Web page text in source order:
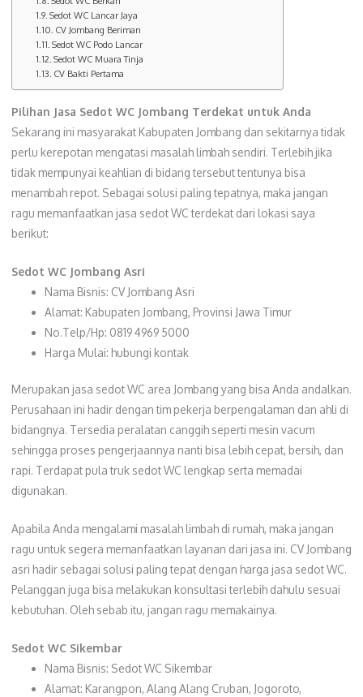
Sedot WC Lancar Jaya
CV Jombang Beriman
Sedot WC Podo Lancar
Sedot WC Muara Tinja
CV Bakti Pertama
Pilihan Jasa Sedot WC Jombang Terdekat untuk Anda
Sekarang ini masyarakat Kabupaten Jombang dan sekitarnya tidak
perlu kerepotan mengatasi masalah limbah sendiri. Terlebih jika
tidak mempunyai keahlian di bidang tersebut tentunya bisa
menambah repot. Sebagai solusi paling tepatnya, maka jangan
ragu memanfaatkan jasa sedot WC terdekat dari lokasi saya
berikut:
Sedot WC Jombang Asri
Nama Bisnis: CV Jombang Asri
Alamat: Kabupaten Jombang, Provinsi Jawa Timur
No.Telp/Hp: 0819 4969 5000
Harga Mulai: hubungi kontak
Merupakan jasa sedot WC area Jombang yang bisa Anda andalkan.
Perusahaan ini hadir dengan tim pekerja berpengalaman dan ahli di
bidangnya. Tersedia peralatan canggih seperti mesin vacum
sehingga proses pengerjaannya nanti bisa lebih cepat, bersih, dan
rapi. Terdapat pula truk sedot WC lengkap serta memadai
digunakan.
Apabila Anda mengalami masalah limbah di rumah, maka jangan
ragu untuk segera memanfaatkan layanan dari jasa ini. CV Jombang
asri hadir sebagai solusi paling tepat dengan harga jasa sedot WC.
Pelanggan juga bisa melakukan konsultasi terlebih dahulu sesuai
kebutuhan. Oleh sebab itu, jangan ragu memakainya.
Sedot WC Sikembar
Nama Bisnis: Sedot WC Sikembar
Alamat: Karangpon, Alang Alang Cruban, Jogoroto,